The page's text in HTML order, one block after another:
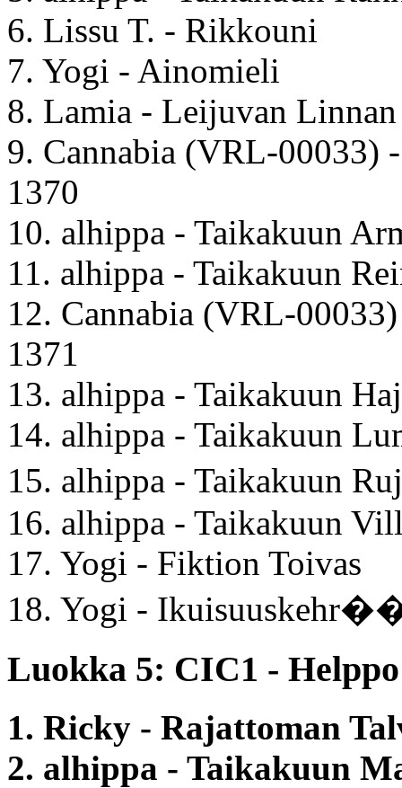
6. Lissu T. - Rikkouni
7. Yogi - Ainomieli
8. Lamia - Leijuvan
9. Cannabia (VRL-00033)
1370
10. alhippa - Taikakuun
11. alhippa - Taikakuun
12. Cannabia (VRL-
1371
13. alhippa - Taikakuun
14. alhippa - Taikakuun
15. alhippa - Taikakuun
16. alhippa - Taikakuun
17. Yogi - Fiktion Toivas
18. Yogi -
Luokka 5: CIC1 -
1. Ricky - Rajattoman
2. alhippa - Taikakuun